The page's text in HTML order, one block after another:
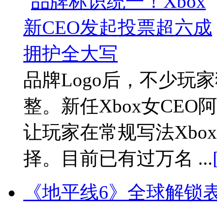
品牌Logo后，不少玩
整。新任Xbox女CEO
让玩家在常规写法
择。目前已有过万名 ...
《地平线6》全球解